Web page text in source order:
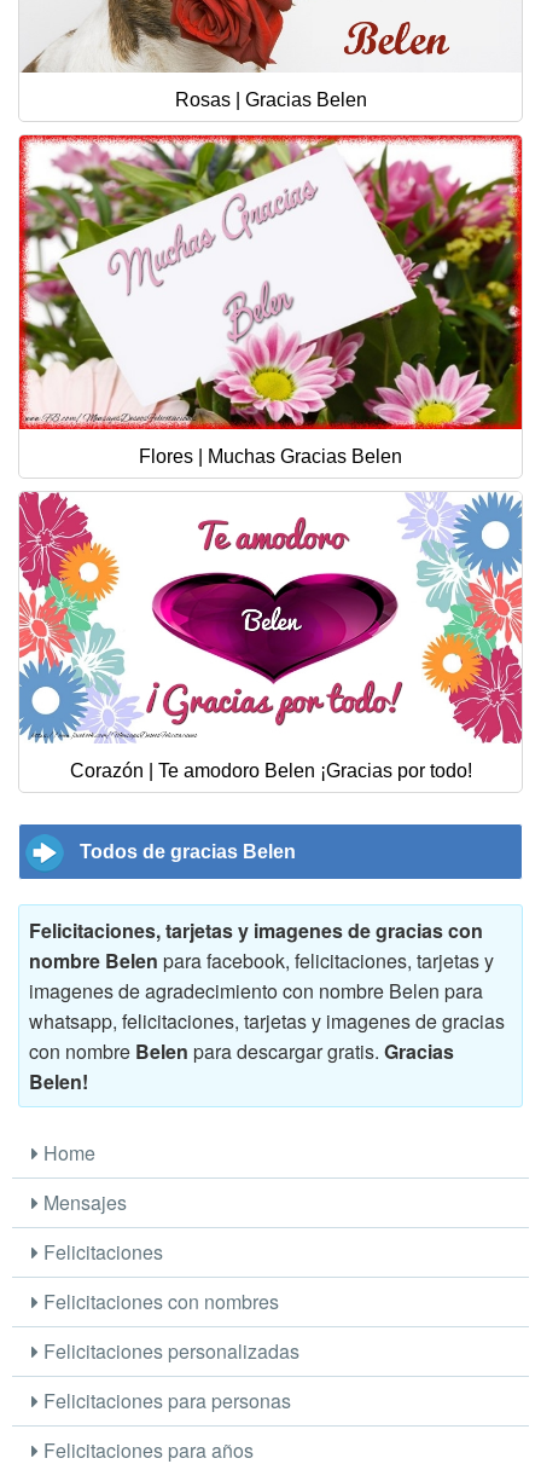
Rosas | Gracias Belen
Flores | Muchas Gracias Belen
Corazón | Te amodoro Belen ¡Gracias por todo!
Todos de gracias Belen
Felicitaciones, tarjetas y imagenes de gracias con
nombre Belen para facebook, felicitaciones, tarjetas y
imagenes de agradecimiento con nombre Belen para
whatsapp, felicitaciones, tarjetas y imagenes de gracias
con nombre Belen para descargar gratis. Gracias
Belen!
Home
Mensajes
Felicitaciones
Felicitaciones con nombres
Felicitaciones personalizadas
Felicitaciones para personas
Felicitaciones para años